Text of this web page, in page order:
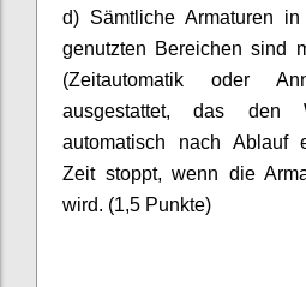
d) Sämtliche Armaturen in
genutzten Bereichen sind
(Zeitautomatik oder
ausgestattet, das den
automatisch nach Ablauf
Zeit stoppt, wenn die
wird. (1,5 Punkte)